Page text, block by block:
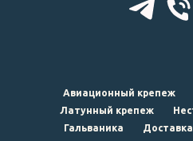
Авиационный крепеж
Латунный крепеж
Гальваника
Доставка